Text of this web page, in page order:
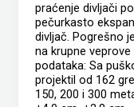
praćenje divljači
pečurkasto
divljač. Pogrešno
na krupne
podataka: Sa
projektil od 162
150, 200 i 300